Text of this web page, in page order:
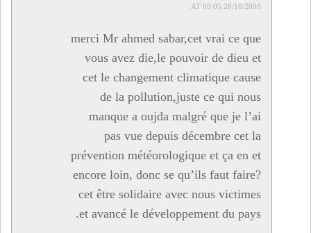
28/10/2008 AT 00:05
merci Mr ahmed sabar,cet vrai ce que
vous avez die,le pouvoir de dieu et
cet le changement climatique cause
de la pollution,juste ce qui nous
manque a oujda malgré que je l’ai
pas vue depuis décembre cet la
prévention météorologique et ça en et
encore loin, donc se qu’ils faut faire?
cet être solidaire avec nous victimes
et avancé le développement du pays.